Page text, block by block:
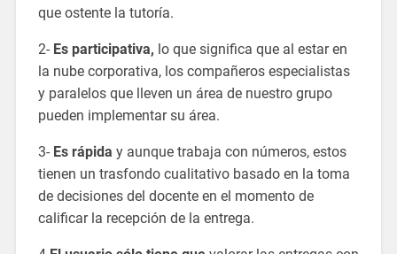
que ostente la tutoría.
2- Es participativa, lo que significa que al estar en
la nube corporativa, los compañeros especialistas
y paralelos que lleven un área de nuestro grupo
pueden implementar su área.
3- Es rápida y aunque trabaja con números, estos
tienen un trasfondo cualitativo basado en la toma
de decisiones del docente en el momento de
calificar la recepción de la entrega.